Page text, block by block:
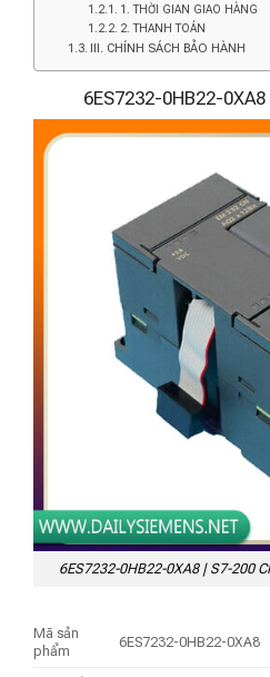
1. THỜI GIAN GIAO HÀNG
2. THANH TOÁN
III. CHÍNH SÁCH BẢO HÀNH
6ES7232-0HB22-
6ES7232-0HB22-0XA8 | S7-200
Mã sản
phẩm
6ES7232-0HB22-0XA8